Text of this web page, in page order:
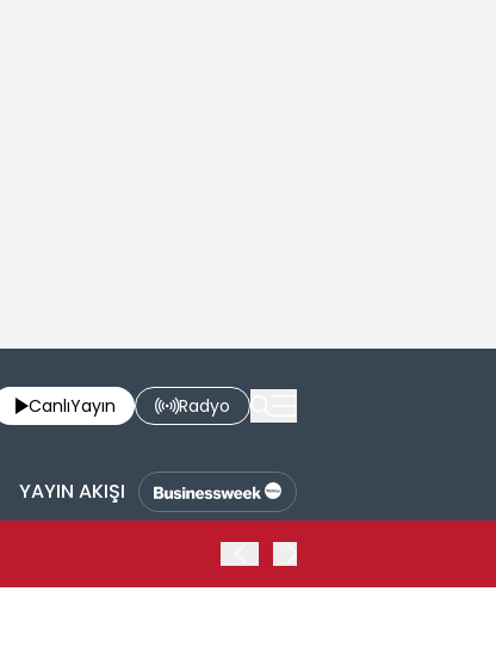
CanlıYayın Radyo
YAYIN AKIŞI